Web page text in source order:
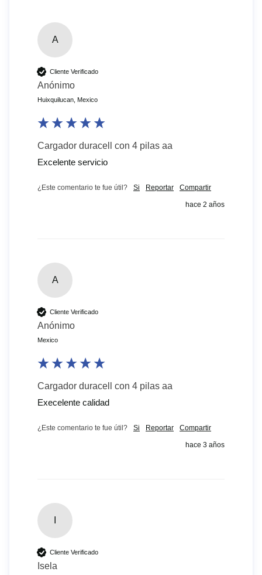
A
Cliente Verificado
Anónimo
Huixquilucan, Mexico
Cargador duracell con 4 pilas aa
Excelente servicio
¿Este comentario te fue útil? Si Reportar Compartir
hace 2 años
A
Cliente Verificado
Anónimo
Mexico
Cargador duracell con 4 pilas aa
Execelente calidad
¿Este comentario te fue útil? Si Reportar Compartir
hace 3 años
Cliente Verificado
Isela